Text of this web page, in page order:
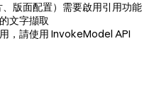
版面配置）需要啟用引用功能
文字擷取
，請使用 InvokeModel API